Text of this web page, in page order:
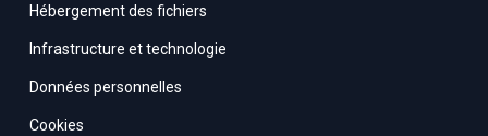
Hébergement des fichiers
Infrastructure et technologie
Données personnelles
Cookies